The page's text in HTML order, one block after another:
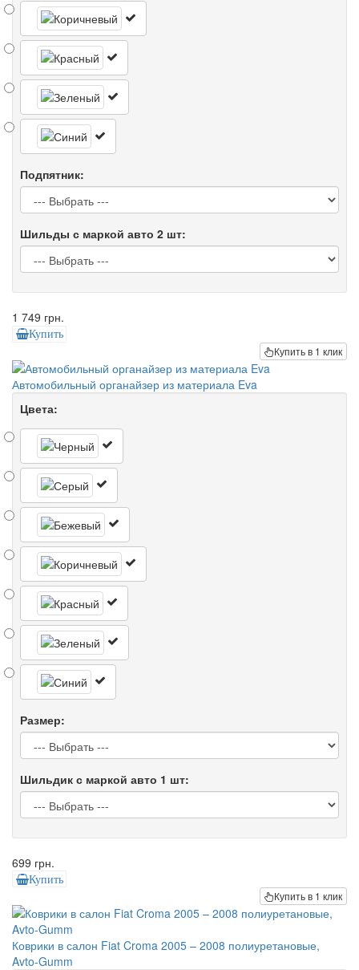
Подпятник:
Шильды с маркой авто 2 шт:
1 749 грн.
Купить
Купить в 1 клик
Автомобильный органайзер из материала Eva
Цвета:
Размер:
Шильдик с маркой авто 1 шт:
699 грн.
Купить
Купить в 1 клик
Коврики в салон Fiat Croma 2005 – 2008 полиуретановые,
Avto-Gumm